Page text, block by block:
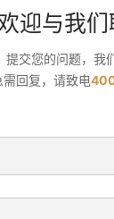
迎与我们
提交您的问题，我
需回复，请致电